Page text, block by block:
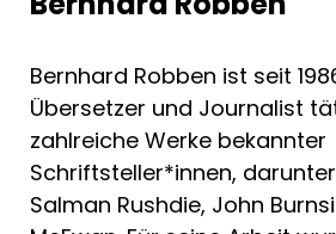
Bernhard Robben ist seit
Übersetzer und Journalist
zahlreiche Werke bekannter
Schriftsteller*innen,
Salman Rushdie, John